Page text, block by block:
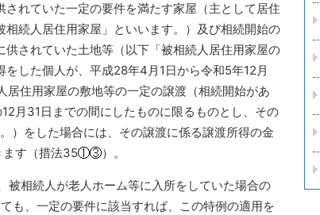
れていた一定の要件を満たす家屋（主として居住
続人居住用家屋」といいます。）及び相続開始の
されていた土地等（以下「被相続人居住用家屋の
した個人が、平成28年4月1日から令和5年12月
住用家屋の敷地等の一定の譲渡（相続開始があ
月31日までの間にしたものに限るものとし、その
）をした場合には、その譲渡に係る譲渡所得の金
す（措法35
）。
相続人が老人ホーム等に入所をしていた場合の
も、一定の要件に該当すれば、この特例の適用を